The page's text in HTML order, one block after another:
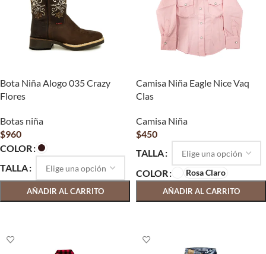
Bota Niña Alogo 035 Crazy
Flores
Botas niña
$960
COLOR
TALLA
AÑADIR AL CARRITO
Camisa Niña Eagle Nice Vaq
Clas
Camisa Niña
$450
TALLA
COLOR
Rosa Claro
AÑADIR AL CARRITO